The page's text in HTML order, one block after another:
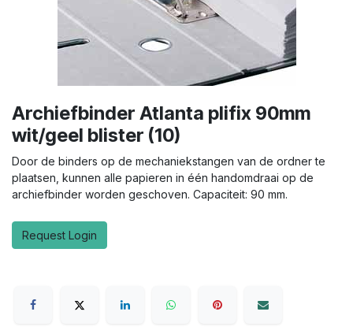
Archiefbinder Atlanta plifix 90mm
wit/geel blister (10)
Door de binders op de mechaniekstangen van de ordner te
plaatsen, kunnen alle papieren in één handomdraai op de
archiefbinder worden geschoven. Capaciteit: 90 mm.
Request Login